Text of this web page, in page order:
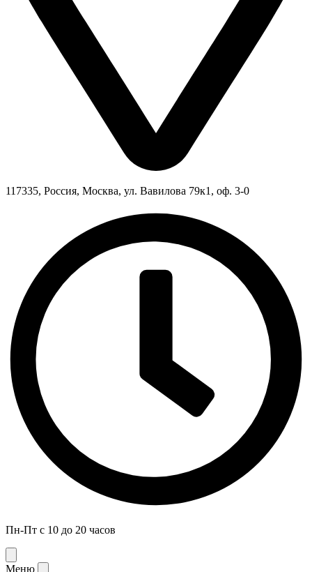
117335, Россия, Москва, ул. Вавилова 79к1, оф. 3-0
Пн-Пт с 10 до 20 часов
Меню